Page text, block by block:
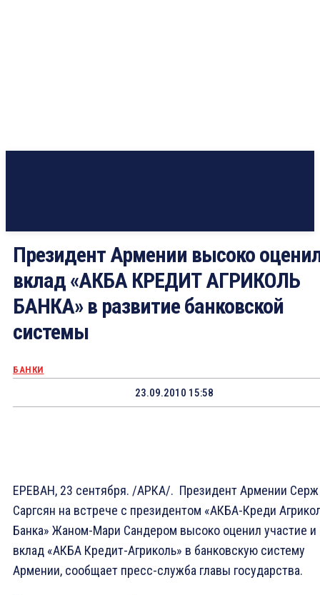
Президент Армении высоко
вклад «АКБА КРЕДИТ АГРИКОЛЬ
БАНКА» в развитие банковской
системы
БАНКИ
23.09.2010 15:58
ЕРЕВАН, 23 сентября. /АРКА/. Президент Армении Серж
Саргсян на встрече с президентом «АКБА-Креди
Банка» Жаном-Мари Сандером высоко оценил участие и
вклад «АКБА Кредит-Агриколь» в банковскую систему
Армении, сообщает пресс-служба главы государства.